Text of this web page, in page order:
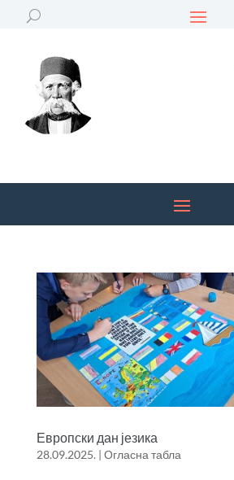
Европски дан језика
28.09.2025. | Огласна табла